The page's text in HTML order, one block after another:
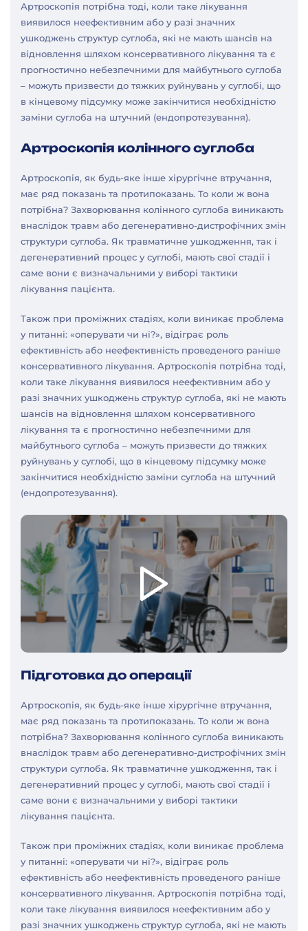
Артроскопія потрібна тоді, коли таке лікування
виявилося неефективним або у разі значних
ушкоджень структур суглоба, які не мають шансів на
відновлення шляхом консервативного лікування та є
прогностично небезпечними для майбутнього суглоба
– можуть призвести до тяжких руйнувань у суглобі, що
в кінцевому підсумку може закінчитися необхідністю
заміни суглоба на штучний (ендопротезування).
Артроскопія колінного суглоба
Артроскопія, як будь-яке інше хірургічне втручання,
має ряд показань та протипоказань. То коли ж вона
потрібна? Захворювання колінного суглоба виникають
внаслідок травм або дегенеративно-дистрофічних змін
структури суглоба. Як травматичне ушкодження, так і
дегенеративний процес у суглобі, мають свої стадії і
саме вони є визначальними у виборі тактики
лікування пацієнта.
Також при проміжних стадіях, коли виникає проблема
у питанні: «оперувати чи ні?», відіграє роль
ефективність або неефективність проведеного раніше
консервативного лікування. Артроскопія потрібна тоді,
коли таке лікування виявилося неефективним або у
разі значних ушкоджень структур суглоба, які не мають
шансів на відновлення шляхом консервативного
лікування та є прогностично небезпечними для
майбутнього суглоба – можуть призвести до тяжких
руйнувань у суглобі, що в кінцевому підсумку може
закінчитися необхідністю заміни суглоба на штучний
(ендопротезування).
Підготовка до операції
Артроскопія, як будь-яке інше хірургічне втручання,
має ряд показань та протипоказань. То коли ж вона
потрібна? Захворювання колінного суглоба виникають
внаслідок травм або дегенеративно-дистрофічних змін
структури суглоба. Як травматичне ушкодження, так і
дегенеративний процес у суглобі, мають свої стадії і
саме вони є визначальними у виборі тактики
лікування пацієнта.
Також при проміжних стадіях, коли виникає проблема
у питанні: «оперувати чи ні?», відіграє роль
ефективність або неефективність проведеного раніше
консервативного лікування. Артроскопія потрібна тоді,
коли таке лікування виявилося неефективним або у
разі значних ушкоджень структур суглоба, які не мають